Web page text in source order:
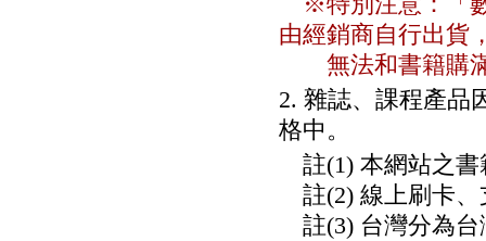
由經銷商自行出貨
無法和書籍購滿
2. 雜誌、課程產品
格中。
註(1) 本網站之書
註(2) 線上刷卡、
註(3) 台灣分為台